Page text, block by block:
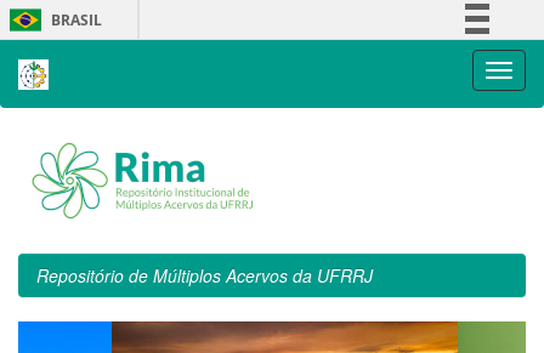
Skip
navigation
BRASIL
Repositório de Múltiplos Acervos da UFRRJ